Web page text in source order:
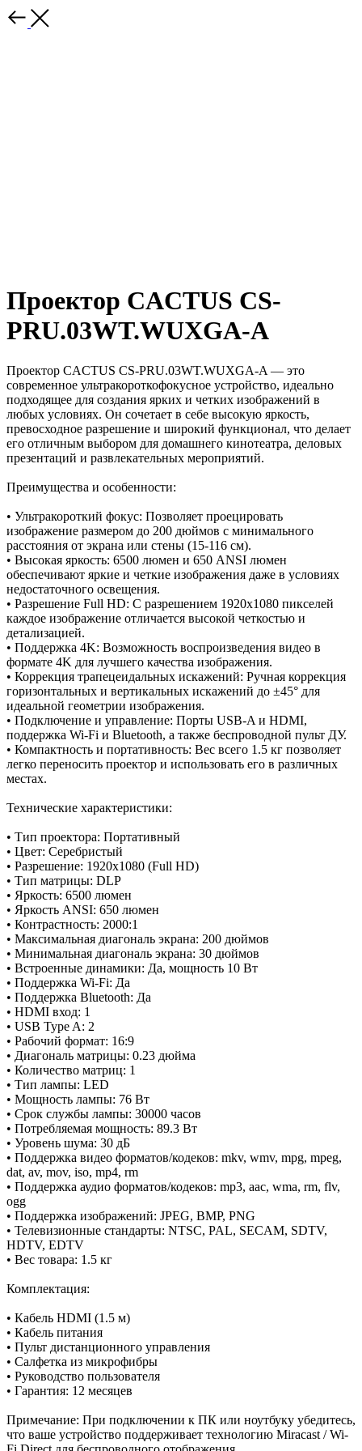
Проектор CACTUS CS-
PRU.03WT.WUXGA-A
Проектор CACTUS CS-PRU.03WT.WUXGA-A — это
современное ультракороткофокусное устройство, идеально
подходящее для создания ярких и четких изображений в
любых условиях. Он сочетает в себе высокую яркость,
превосходное разрешение и широкий функционал, что делает
его отличным выбором для домашнего кинотеатра, деловых
презентаций и развлекательных мероприятий.
Преимущества и особенности:
• Ультракороткий фокус: Позволяет проецировать
изображение размером до 200 дюймов с минимального
расстояния от экрана или стены (15-116 см).
• Высокая яркость: 6500 люмен и 650 ANSI люмен
обеспечивают яркие и четкие изображения даже в условиях
недостаточного освещения.
• Разрешение Full HD: С разрешением 1920x1080 пикселей
каждое изображение отличается высокой четкостью и
детализацией.
• Поддержка 4K: Возможность воспроизведения видео в
формате 4K для лучшего качества изображения.
• Коррекция трапецеидальных искажений: Ручная коррекция
горизонтальных и вертикальных искажений до ±45° для
идеальной геометрии изображения.
• Подключение и управление: Порты USB-A и HDMI,
поддержка Wi-Fi и Bluetooth, а также беспроводной пульт ДУ.
• Компактность и портативность: Вес всего 1.5 кг позволяет
легко переносить проектор и использовать его в различных
местах.
Технические характеристики:
• Тип проектора: Портативный
• Цвет: Серебристый
• Разрешение: 1920x1080 (Full HD)
• Тип матрицы: DLP
• Яркость: 6500 люмен
• Яркость ANSI: 650 люмен
• Контрастность: 2000:1
• Максимальная диагональ экрана: 200 дюймов
• Минимальная диагональ экрана: 30 дюймов
• Встроенные динамики: Да, мощность 10 Вт
• Поддержка Wi-Fi: Да
• Поддержка Bluetooth: Да
• HDMI вход: 1
• USB Type A: 2
• Рабочий формат: 16:9
• Диагональ матрицы: 0.23 дюйма
• Количество матриц: 1
• Тип лампы: LED
• Мощность лампы: 76 Вт
• Срок службы лампы: 30000 часов
• Потребляемая мощность: 89.3 Вт
• Уровень шума: 30 дБ
• Поддержка видео форматов/кодеков: mkv, wmv, mpg, mpeg,
dat, av, mov, iso, mp4, rm
• Поддержка аудио форматов/кодеков: mp3, aac, wma, rm, flv,
ogg
• Поддержка изображений: JPEG, BMP, PNG
• Телевизионные стандарты: NTSC, PAL, SECAM, SDTV,
HDTV, EDTV
• Вес товара: 1.5 кг
Комплектация:
• Кабель HDMI (1.5 м)
• Кабель питания
• Пульт дистанционного управления
• Салфетка из микрофибры
• Руководство пользователя
• Гарантия: 12 месяцев
Примечание: При подключении к ПК или ноутбуку убедитесь,
что ваше устройство поддерживает технологию Miracast / Wi-